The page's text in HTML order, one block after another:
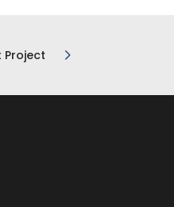
Project